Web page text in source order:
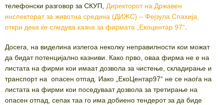
телефонски разговор за СКУП, Директорот на Државен
инспекторат за животна средина (ДИЖС) – Фејзула Спахија,
откри дека ќе следува казна за фирмата „Екоцентар 97“.
Досега, на виделина излегоа неколку неправилности кои можат
да бидат потенцијално казниви. Како прво, оваа фирма не е на
листата на фирми кои имаат дозвола за чистење, складирање и
транспорт на опасен отпад. Иако „ЕкоЦентар97“ не се наоѓа на
листата на фирми кои поседуваат дозвола за третирање на
опасен отпад, сепак таа го има добиено тендерот за да биде